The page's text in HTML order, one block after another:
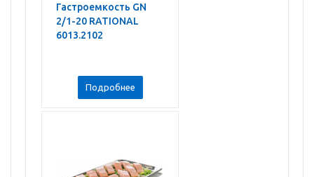
Гастроемкость GN
2/1-20 RATIONAL
6013.2102
Подробнее